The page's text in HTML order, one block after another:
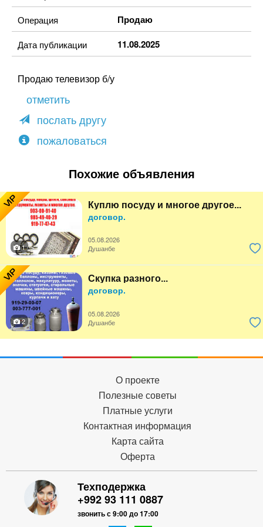
Операция Продаю
Дата публикации 11.08.2025
Продаю телевизор б/у
отметить
послать другу
пожаловаться
Похожие объявления
VIP Куплю посуду и многое другое...
договор.
05.08.2026
1
Душанбе
VIP Скупка разного...
договор.
05.08.2026
2
Душанбе
О проекте
Полезные советы
Платные услуги
Контактная информация
Карта сайта
Оферта
Техподержка
+992 93 111 0887
звонить с 9:00 до 17:00